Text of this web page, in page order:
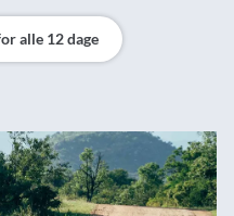
alle 12 dage